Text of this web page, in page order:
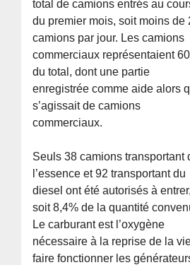
total de camions entrés au
du premier mois, soit moins de
camions par jour. Les camions
commerciaux représentaient
du total, dont une partie
enregistrée comme aide alors
s’agissait de camions
commerciaux.
Seuls 38 camions transportant
l’essence et 92 transportant du
diesel ont été autorisés à entrer,
soit 8,4% de la quantité
Le carburant est l’oxygène
nécessaire à la reprise de la
faire fonctionner les